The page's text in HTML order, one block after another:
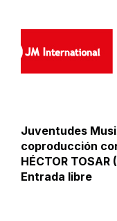
Juventudes
coproducción
HÉCTOR
Entrada libre